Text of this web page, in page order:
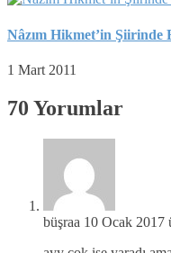
Nâzım Hikmet’in Şiirinde
1 Mart 2011
70 Yorumlar
büşraa 10 Ocak 2017